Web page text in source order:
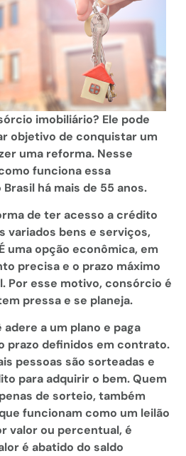
imobiliário? Ele pode
objetivo de conquistar um
uma reforma. Nesse
funciona essa
há mais de 55 anos.
de ter acesso a crédito
variados bens e serviços,
uma opção econômica, em
precisa e o prazo máximo
Por esse motivo, consórcio é
pressa e se planeja.
a um plano e paga
prazo definidos em contrato.
pessoas são sorteadas e
para adquirir o bem. Quem
de sorteio, também
funcionam como um leilão
valor ou percentual, é
é abatido do saldo